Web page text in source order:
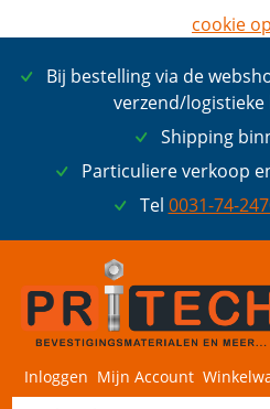
Bij bestelling via de
verzend/logistieke
Shipping
Particuliere verkoop
Tel 0031-74-
Inloggen Mijn Account
cookie
ik ga akkoord